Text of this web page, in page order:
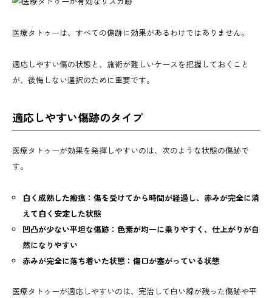
医療タトゥーは、すべての傷跡に効果があるわけではありません。
適応しやすい傷の状態と、施術が難しいケースを把握しておくこと
が、後悔しない選択のために重要です。
適応しやすい傷跡のタイプ
医療タトゥーが効果を発揮しやすいのは、次のような状態の傷跡で
す。
白く成熟した瘢痕：傷を受けてから時間が経過し、赤みが完全に消
えて白く安定した状態
凹凸が少ない平坦な傷跡：色素が均一に乗りやすく、仕上がりが自
然になりやすい
赤みが完全に落ち着いた状態：傷口が塞がっている状態
医療タトゥーが適応しやすいのは、完治して白い線が残った傷跡や平